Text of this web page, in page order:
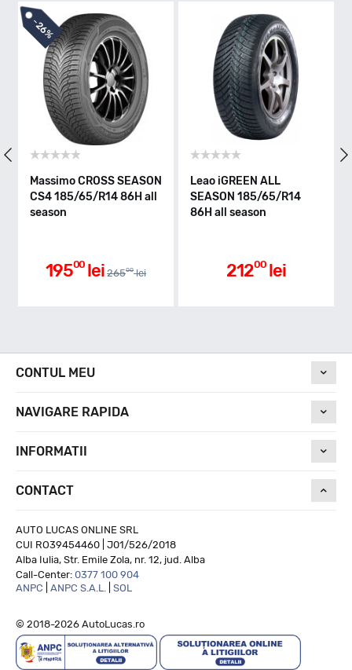
Indice greutate
86
Clasa de eficienta
E
Run On Flat
NU
-
26%
Massimo CROSS SEASON
CS4 185/65/R14 86H all
season
19500 lei 26500 lei
Leao iGREEN ALL
SEASON 185/65/R14
86H all season
21200 lei
CONTUL MEU
NAVIGARE RAPIDA
INFORMATII
CONTACT
AUTO LUCAS ONLINE SRL
CUI RO39454460 | J01/526/2018
Alba Iulia, Str. Emile Zola, nr. 12, jud. Alba
Call-Center: 0377 100 904
ANPC
ANPC S.A.L. SOL
© 2018-2026 AutoLucas.ro